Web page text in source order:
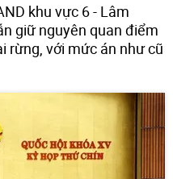
khu vực 6 - Lâm
giữ nguyên quan điểm
rừng, với mức án như cũ